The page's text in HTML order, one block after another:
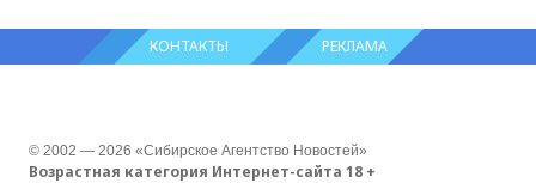
КОНТАКТЫ РЕКЛАМА
© 2002 — 2026 «Сибирское Агентство Новостей»
Возрастная категория Интернет-сайта 18 +